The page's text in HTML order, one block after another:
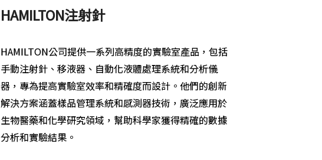
HAMILTON注射針
HAMILTON公司提供一系列高精度的實驗室產品，包括
手動注射針、移液器、自動化液體處理系統和分析儀
器，專為提高實驗室效率和精確度而設計。他們的創新
解決方案涵蓋樣品管理系統和感測器技術，廣泛應用於
生物醫藥和化學研究領域，幫助科學家獲得精確的數據
分析和實驗結果。